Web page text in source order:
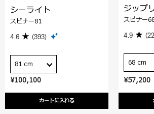
¥100,100
カートに入れる
シーライト
スピナー81
4.6 (393)
81 cm
¥57,200
ジップ
スピナー
4.9
68 cm